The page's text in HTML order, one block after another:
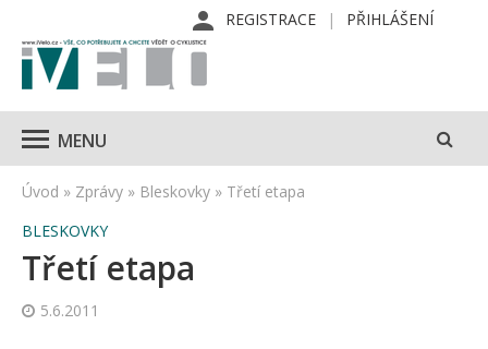
REGISTRACE PŘIHLÁŠENÍ
MENU
Úvod » Zprávy » Bleskovky » Třetí etapa
BLESKOVKY
Třetí etapa
5.6.2011